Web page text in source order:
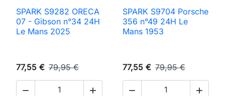
SPARK S9282 ORECA
07 - Gibson n°34 24H
Le Mans 2025
77,55 € 79,95 €
 
SPARK S9704 Porsche
356 n°49 24H Le
Mans 1953
77,55 € 79,95 €
 